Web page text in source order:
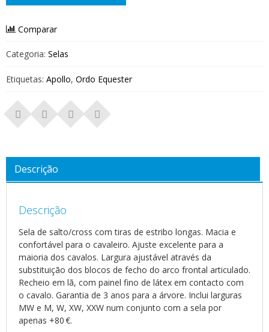
Comparar
Categoria: Selas
Etiquetas: Apollo, Ordo Equester
Descrição
Descrição
Sela de salto/cross com tiras de estribo longas. Macia e
confortável para o cavaleiro. Ajuste excelente para a
maioria dos cavalos. Largura ajustável através da
substituição dos blocos de fecho do arco frontal articulado.
Recheio em lã, com painel fino de látex em contacto com
o cavalo. Garantia de 3 anos para a árvore. Inclui larguras
MW e M, W, XW, XXW num conjunto com a sela por
apenas +80 €.